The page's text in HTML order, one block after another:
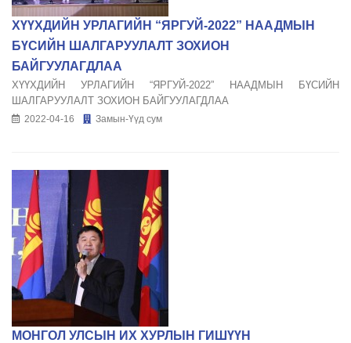
ХҮҮХДИЙН УРЛАГИЙН “ЯРГУЙ-2022” НААДМЫН
БҮСИЙН ШАЛГАРУУЛАЛТ ЗОХИОН
БАЙГУУЛАГДЛАА
ХҮҮХДИЙН УРЛАГИЙН “ЯРГУЙ-2022” НААДМЫН БҮСИЙН
ШАЛГАРУУЛАЛТ ЗОХИОН БАЙГУУЛАГДЛАА
2022-04-16 Замын-Үүд сум
МОНГОЛ УЛСЫН ИХ ХУРЛЫН ГИШҮҮН